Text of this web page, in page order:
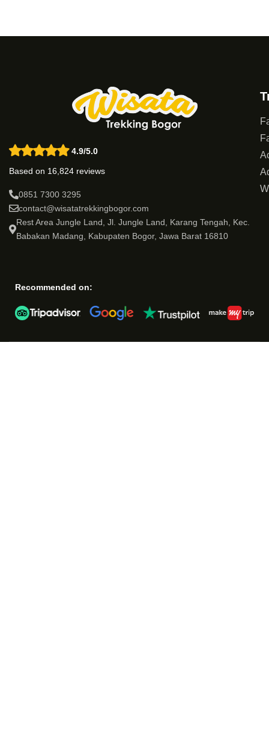
4.9/5.0
Based on 16,824 reviews
0851 7300 3295
contact@wisatatrekkingbogor.com
Rest Area Jungle Land, Jl. Jungle Land, Karang Tengah, Kec.
Babakan Madang, Kabupaten Bogor, Jawa Barat 16810
Recommended on: